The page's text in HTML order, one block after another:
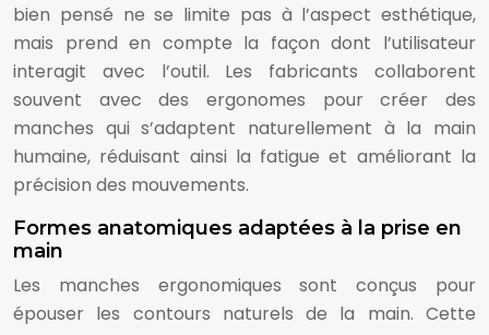
bien pensé ne se limite pas à l’aspect esthétique,
mais prend en compte la façon dont l’utilisateur
interagit avec l’outil. Les fabricants collaborent
souvent avec des ergonomes pour créer des
manches qui s’adaptent naturellement à la main
humaine, réduisant ainsi la fatigue et améliorant la
précision des mouvements.
Formes anatomiques adaptées à la prise en
main
Les manches ergonomiques sont conçus pour
épouser les contours naturels de la main. Cette